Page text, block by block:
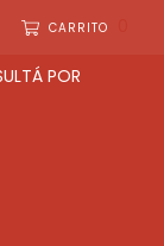
CARRITO
POR